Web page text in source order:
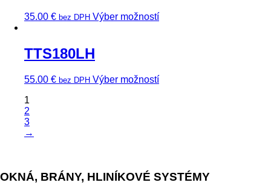
35.00 € bez DPH Výber možností
TTS180LH
55.00 € bez DPH Výber možností
1
2
3
→
OKNÁ, BRÁNY, HLINÍKOVÉ SYSTÉMY